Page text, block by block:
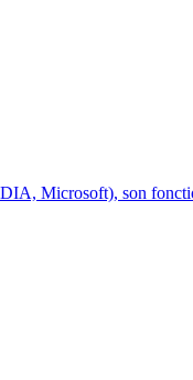
Microsoft), son